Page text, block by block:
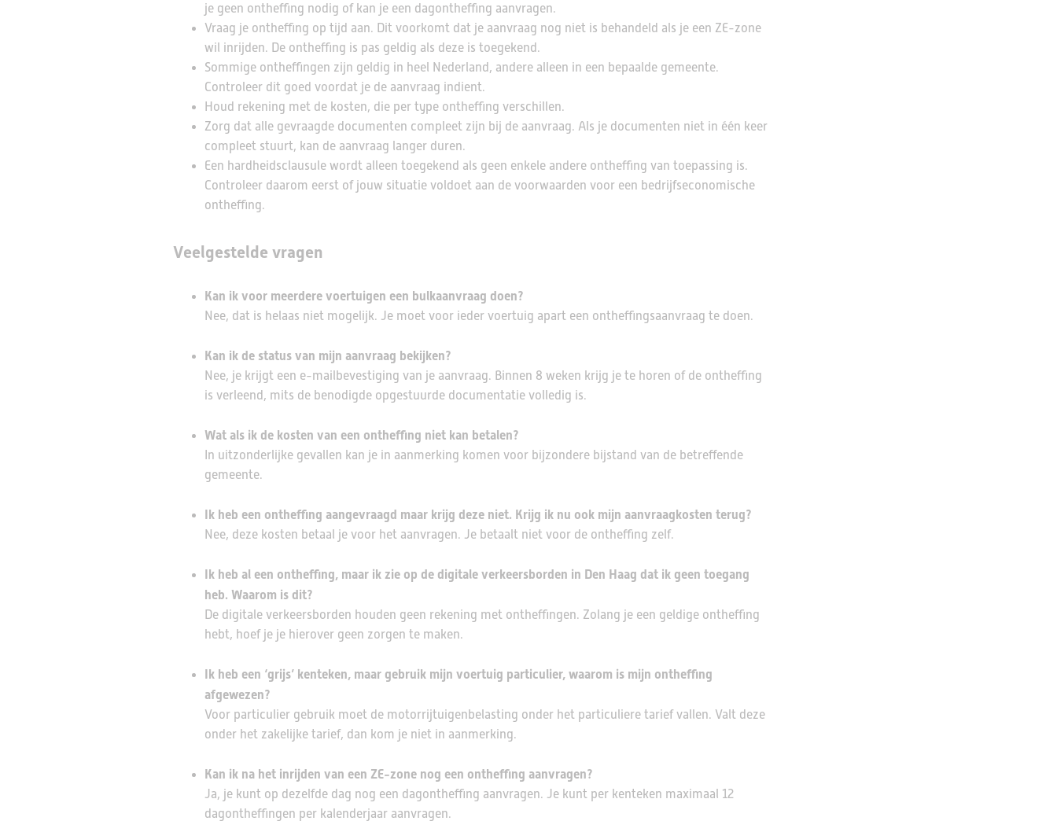
je geen ontheffing nodig of kan je een dagontheffing aanvragen.
Vraag je ontheffing op tijd aan. Dit voorkomt dat je aanvraag nog niet is behandeld als je een ZE-zone
wil inrijden. De ontheffing is pas geldig als deze is toegekend.
Sommige ontheffingen zijn geldig in heel Nederland, andere alleen in een bepaalde gemeente.
Controleer dit goed voordat je de aanvraag indient.
Houd rekening met de kosten, die per type ontheffing verschillen.
Zorg dat alle gevraagde documenten compleet zijn bij de aanvraag. Als je documenten niet in één keer
compleet stuurt, kan de aanvraag langer duren.
Een hardheidsclausule wordt alleen toegekend als geen enkele andere ontheffing van toepassing is.
Controleer daarom eerst of jouw situatie voldoet aan de voorwaarden voor een bedrijfseconomische
ontheffing.
Veelgestelde vragen
Kan ik voor meerdere voertuigen een bulkaanvraag doen?
Nee, dat is helaas niet mogelijk. Je moet voor ieder voertuig apart een ontheffingsaanvraag te doen.
Kan ik de status van mijn aanvraag bekijken?
Nee, je krijgt een e-mailbevestiging van je aanvraag. Binnen 8 weken krijg je te horen of de ontheffing
is verleend, mits de benodigde opgestuurde documentatie volledig is.
Wat als ik de kosten van een ontheffing niet kan betalen?
In uitzonderlijke gevallen kan je in aanmerking komen voor bijzondere bijstand van de betreffende
gemeente.
Ik heb een ontheffing aangevraagd maar krijg deze niet. Krijg ik nu ook mijn aanvraagkosten terug?
Nee, deze kosten betaal je voor het aanvragen. Je betaalt niet voor de ontheffing zelf.
Ik heb al een ontheffing, maar ik zie op de digitale verkeersborden in Den Haag dat ik geen toegang
heb. Waarom is dit?
De digitale verkeersborden houden geen rekening met ontheffingen. Zolang je een geldige ontheffing
hebt, hoef je je hierover geen zorgen te maken.
Ik heb een ‘grijs’ kenteken, maar gebruik mijn voertuig particulier, waarom is mijn ontheffing
afgewezen?
Voor particulier gebruik moet de motorrijtuigenbelasting onder het particuliere tarief vallen. Valt deze
onder het zakelijke tarief, dan kom je niet in aanmerking.
Kan ik na het inrijden van een ZE-zone nog een ontheffing aanvragen?
Ja, je kunt op dezelfde dag nog een dagontheffing aanvragen. Je kunt per kenteken maximaal 12
dagontheffingen per kalenderjaar aanvragen.